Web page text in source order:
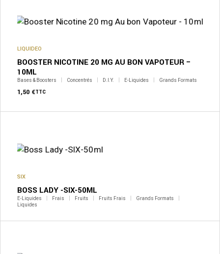
LIQUIDEO
BOOSTER NICOTINE 20 MG AU BON VAPOTEUR –
10ML
Bases & Boosters Concentrés D.I.Y. E-Liquides Grands Formats
1,50 €TTC
SIX
BOSS LADY -SIX-50ML
E-Liquides Frais Fruits Fruits Frais
Grands Formats
Liquides